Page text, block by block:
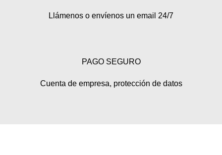
Llámenos o envíenos un email 24/7
PAGO SEGURO
Cuenta de empresa, protección de datos